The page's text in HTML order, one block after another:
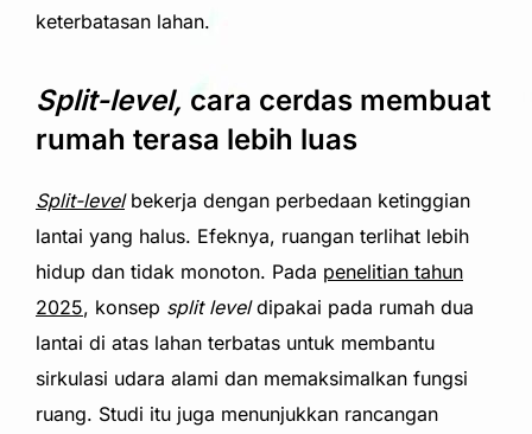
keterbatasan lahan.
Split-level, cara cerdas membuat
rumah terasa lebih luas
Split-levelbekerja dengan perbedaan ketinggian
lantai yang halus. Efeknya, ruangan terlihat lebih
hidup dan tidak monoton. Pada penelitian tahun
2025, konsep split leveldipakai pada rumah dua
lantai di atas lahan terbatas untuk membantu
sirkulasi udara alami dan memaksimalkan fungsi
ruang. Studi itu juga menunjukkan rancangan